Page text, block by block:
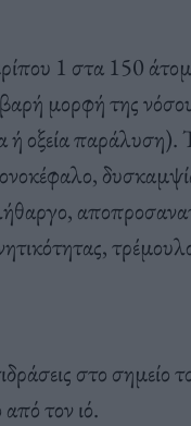
1 στα 150
μορφή της
ή οξεία
στο
τον ιό.